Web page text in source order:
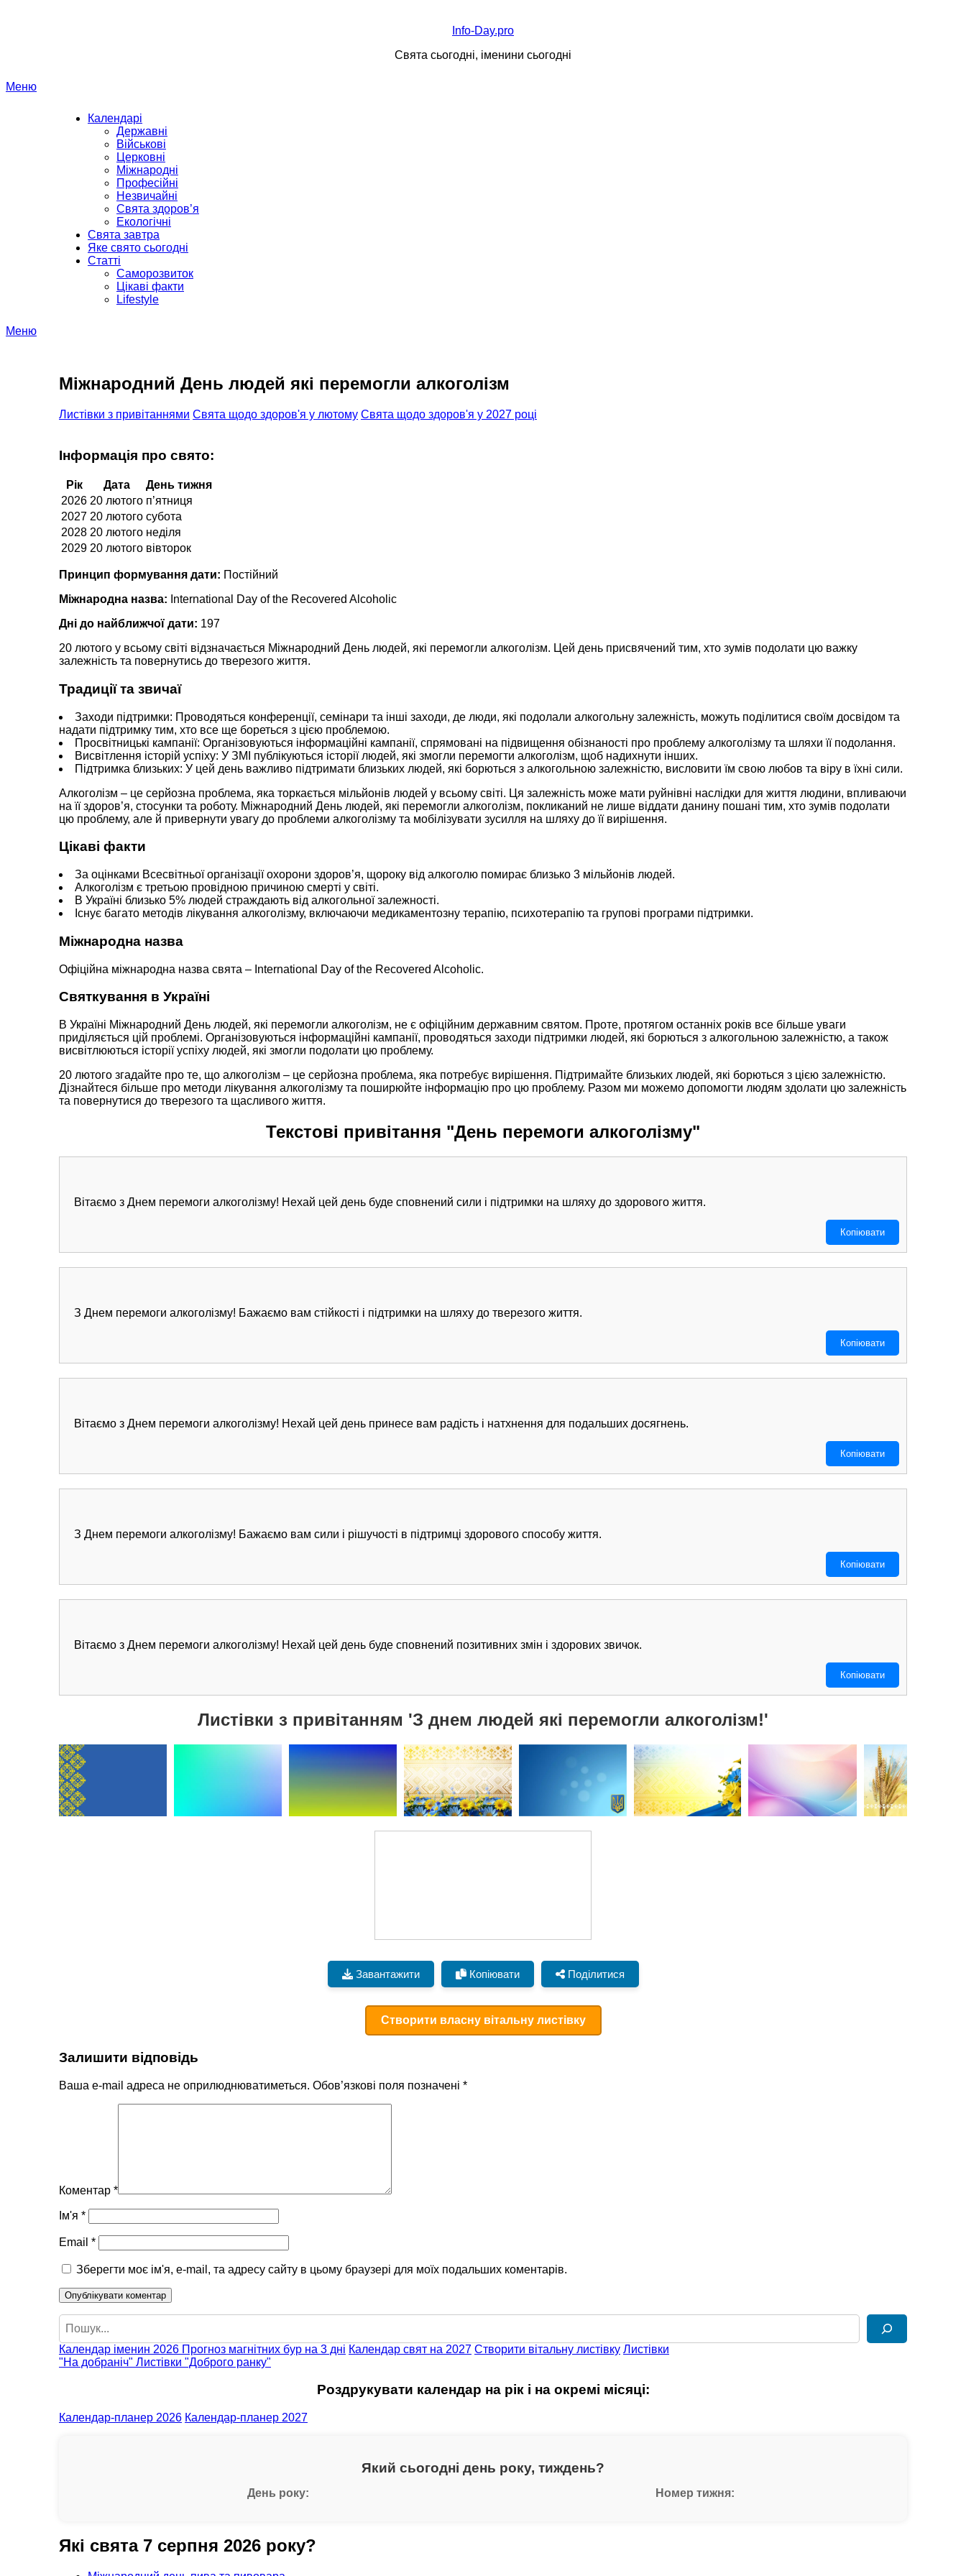
Info-Day.pro
Свята сьогодні, іменини сьогодні
Меню
Календарі
Державні
Військові
Церковні
Міжнародні
Професійні
Незвичайні
Свята здоров’я
Екологічні
Свята завтра
Яке свято сьогодні
Статті
Саморозвиток
Цікаві факти
Lifestyle
Меню
Міжнародний День людей які перемогли алкоголізм
Листівки з привітаннями Свята щодо здоров'я у лютому Свята щодо здоров'я у 2027 році
Інформація про свято:
Рік Дата
День тижня
2026 20 лютого п’ятниця
2027 20 лютого субота
2028 20 лютого неділя
2029 20 лютого вівторок
Принцип формування дати: Постійний
Міжнародна назва: International Day of the Recovered Alcoholic
Дні до найближчої дати: 197
20 лютого у всьому світі відзначається Міжнародний День людей, які перемогли алкоголізм. Цей день присвячений тим, хто зумів подолати цю важку
залежність та повернутись до тверезого життя.
Традиції та звичаї
Заходи підтримки: Проводяться конференції, семінари та інші заходи, де люди, які подолали алкогольну залежність, можуть поділитися своїм досвідом та
надати підтримку тим, хто все ще бореться з цією проблемою.
Просвітницькі кампанії: Організовуються інформаційні кампанії, спрямовані на підвищення обізнаності про проблему алкоголізму та шляхи її подолання.
Висвітлення історій успіху: У ЗМІ публікуються історії людей, які змогли перемогти алкоголізм, щоб надихнути інших.
Підтримка близьких: У цей день важливо підтримати близьких людей, які борються з алкогольною залежністю, висловити їм свою любов та віру в їхні сили.
Алкоголізм – це серйозна проблема, яка торкається мільйонів людей у ​​всьому світі. Ця залежність може мати руйнівні наслідки для життя людини, впливаючи
на її здоров’я, стосунки та роботу. Міжнародний День людей, які перемогли алкоголізм, покликаний не лише віддати данину пошані тим, хто зумів подолати
цю проблему, але й привернути увагу до проблеми алкоголізму та мобілізувати зусилля на шляху до її вирішення.
Цікаві факти
За оцінками Всесвітньої організації охорони здоров’я, щороку від алкоголю помирає близько 3 мільйонів людей.
Алкоголізм є третьою провідною причиною смерті у світі.
В Україні близько 5% людей страждають від алкогольної залежності.
Існує багато методів лікування алкоголізму, включаючи медикаментозну терапію, психотерапію та групові програми підтримки.
Міжнародна назва
Офіційна міжнародна назва свята – International Day of the Recovered Alcoholic.
Святкування в Україні
В Україні Міжнародний День людей, які перемогли алкоголізм, не є офіційним державним святом. Проте, протягом останніх років все більше уваги
приділяється цій проблемі. Організовуються інформаційні кампанії, проводяться заходи підтримки людей, які борються з алкогольною залежністю, а також
висвітлюються історії успіху людей, які змогли подолати цю проблему.
20 лютого згадайте про те, що алкоголізм – це серйозна проблема, яка потребує вирішення. Підтримайте близьких людей, які борються з цією залежністю.
Дізнайтеся більше про методи лікування алкоголізму та поширюйте інформацію про цю проблему. Разом ми можемо допомогти людям здолати цю залежність
та повернутися до тверезого та щасливого життя.
Текстові привітання "День перемоги алкоголізму"
Вітаємо з Днем перемоги алкоголізму! Нехай цей день буде сповнений сили і підтримки на шляху до здорового життя.
Копіювати
З Днем перемоги алкоголізму! Бажаємо вам стійкості і підтримки на шляху до тверезого життя.
Копіювати
Вітаємо з Днем перемоги алкоголізму! Нехай цей день принесе вам радість і натхнення для подальших досягнень.
Копіювати
З Днем перемоги алкоголізму! Бажаємо вам сили і рішучості в підтримці здорового способу життя.
Копіювати
Вітаємо з Днем перемоги алкоголізму! Нехай цей день буде сповнений позитивних змін і здорових звичок.
Копіювати
Листівки з привітанням 'З днем людей які перемогли алкоголізм!'
Завантажити Копіювати Поділитися
Створити власну вітальну листівку
Залишити відповідь
Ваша e-mail адреса не оприлюднюватиметься. Обов’язкові поля позначені *
Коментар *
Ім'я *
Email *
Зберегти моє ім'я, e-mail, та адресу сайту в цьому браузері для моїх подальших коментарів.
Пошук
Календар іменин 2026 Прогноз магнітних бур на 3 дні Календар свят на 2027 Створити вітальну листівку Листівки
"На добраніч" Листівки "Доброго ранку"
Роздрукувати календар на рік і на окремі місяці:
Календар-планер 2026 Календар-планер 2027
Який сьогодні день року, тиждень?
День року: Номер тижня:
Які свята 7 серпня 2026 року?